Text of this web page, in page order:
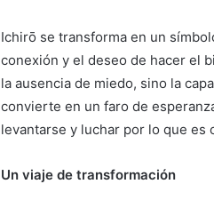
Ichirō se transforma en un
conexión y el deseo de hacer el
la ausencia de miedo, sino la
convierte en un faro de
levantarse y luchar por lo que es
Un viaje de transformación